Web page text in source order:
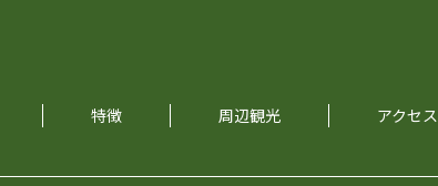
特徴 周辺観光 アクセス